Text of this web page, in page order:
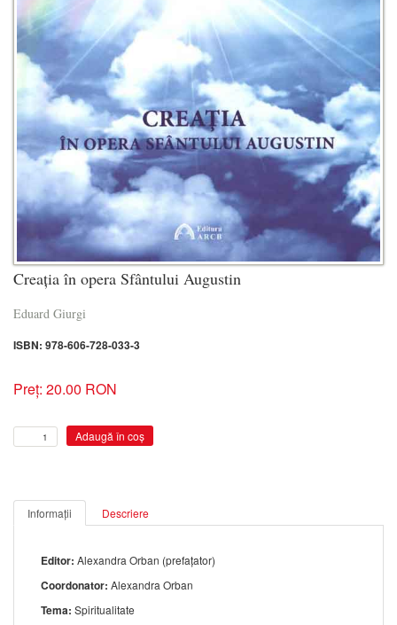
Creația în opera Sfântului Augustin
Eduard Giurgi
ISBN: 978-606-728-033-3
Preț: 20.00 RON
Informații Descriere
Editor: Alexandra Orban (prefaţator)
Coordonator: Alexandra Orban
Tema: Spiritualitate